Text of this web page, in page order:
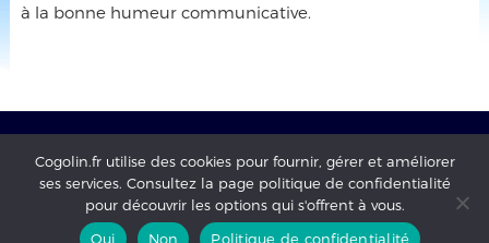
à la bonne humeur communicative.
Mairie de Cogolin - copyright 2017 - tous droits réservés -
mentions légales-Politique de confidentialité
Cogolin.fr utilise des cookies pour fournir, gérer et améliorer
ses services. Consultez la page politique de confidentialité
pour découvrir les options qui s'offrent à vous.
Oui
Non Politique de confidentialité